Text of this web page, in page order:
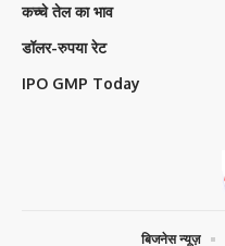
कच्चे तेल का भाव
डॉलर-रुपया रेट
IPO GMP Today
बिजनेस न्यूज़